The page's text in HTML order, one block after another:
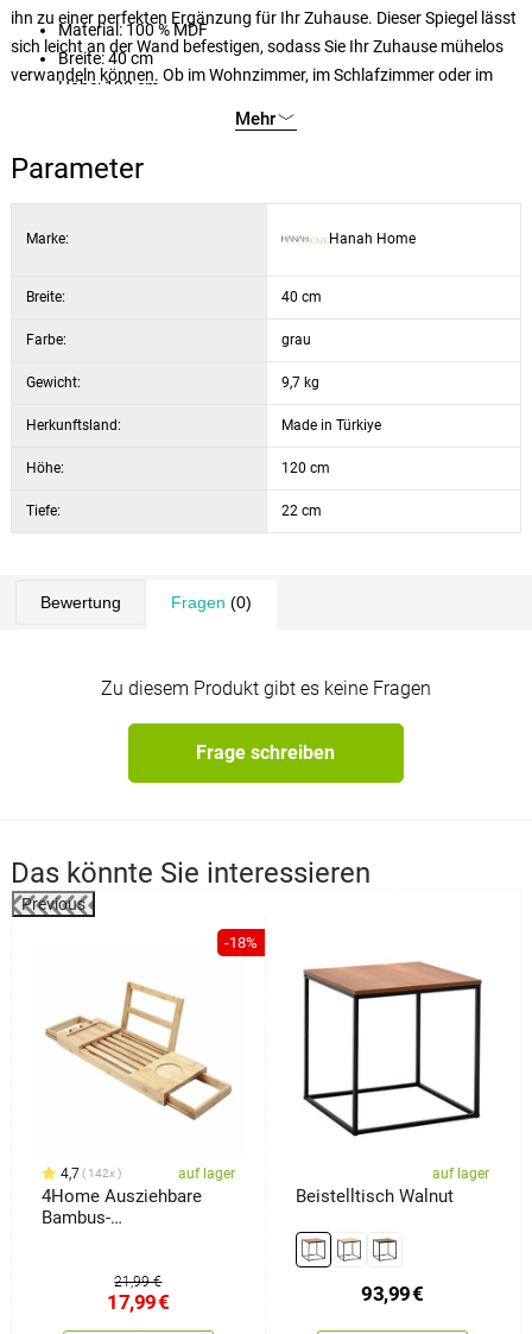
ihn zu einer perfekten Ergänzung für Ihr Zuhause. Dieser Spiegel lässt
sich leicht an der Wand befestigen, sodass Sie Ihr Zuhause mühelos
verwandeln können. Ob im Wohnzimmer, im Schlafzimmer oder im
Material: 100 % MDF
Breite: 40 cm
Höhe: 120 cm
Installation: Wandmontage
Mehr
Parameter
Marke: Hanah Home
Breite: 40 cm
Farbe: grau
Gewicht: 9,7 kg
Herkunftsland: Made in Türkiye
Höhe: 120 cm
Tiefe: 22 cm
Bewertung Fragen (0)
Zu diesem Produkt gibt es keine Fragen
Frage schreiben
Das könnte Sie interessieren
Previous
-18%
4,7 142x auf lager
4Home Ausziehbare
Bambus-
21,99 €
17,99€
auf lager
Beistelltisch Walnut
93,99€